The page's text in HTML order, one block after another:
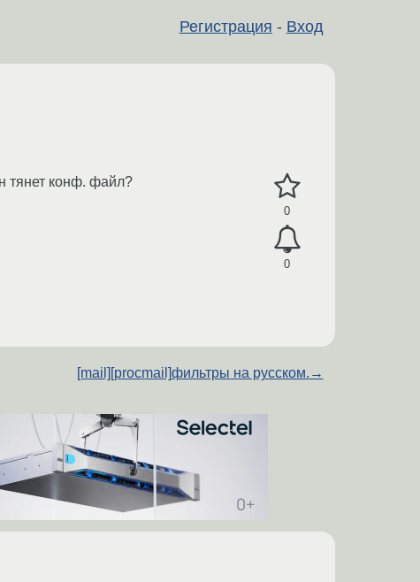
Регистрация - Вход
0
0
тянет конф. файл?
[mail][procmail]фильтры на русском. →